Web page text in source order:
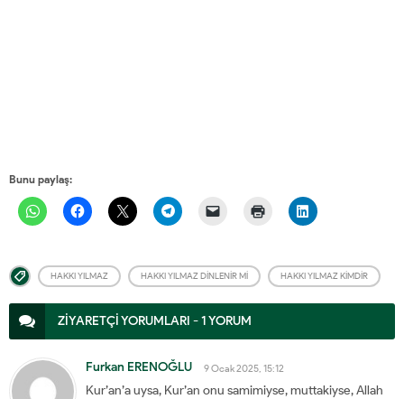
Bunu paylaş:
HAKKI YILMAZ HAKKI YILMAZ DINLENIR MI HAKKI YILMAZ KIMDIR
ZİYARETÇİ YORUMLARI - 1 YORUM
Furkan ERENOĞLU 9 Ocak 2025, 15:12
Kur’an’a uysa, Kur’an onu samimiyse, muttakiyse, Allah